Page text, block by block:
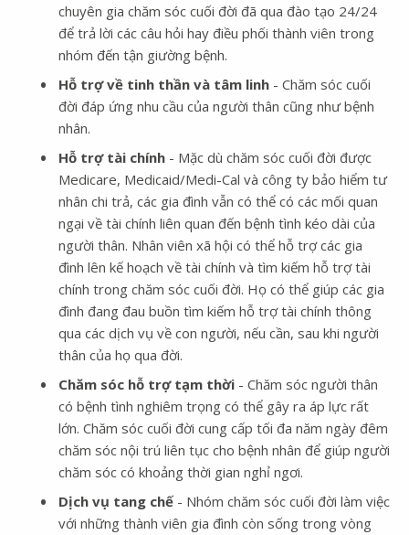
chuyên gia chăm sóc cuối đời đã qua đào tạo 24/24
để trả lời các câu hỏi hay điều phối thành viên trong
nhóm đến tận giường bệnh.
Hỗ trợ về tinh thần và tâm linh - Chăm sóc cuối
đời đáp ứng nhu cầu của người thân cũng như bệnh
nhân.
Hỗ trợ tài chính - Mặc dù chăm sóc cuối đời được
Medicare, Medicaid/Medi-Cal và công ty bảo hiểm tư
nhân chi trả, các gia đình vẫn có thể có các mối quan
ngại về tài chính liên quan đến bệnh tình kéo dài của
người thân. Nhân viên xã hội có thể hỗ trợ các gia
đình lên kế hoạch về tài chính và tìm kiếm hỗ trợ tài
chính trong chăm sóc cuối đời. Họ có thể giúp các gia
đình đang đau buồn tìm kiếm hỗ trợ tài chính thông
qua các dịch vụ về con người, nếu cần, sau khi người
thân của họ qua đời.
Chăm sóc hỗ trợ tạm thời - Chăm sóc người thân
có bệnh tình nghiêm trọng có thể gây ra áp lực rất
lớn. Chăm sóc cuối đời cung cấp tối đa năm ngày đêm
chăm sóc nội trú liên tục cho bệnh nhân để giúp người
chăm sóc có khoảng thời gian nghỉ ngơi.
Dịch vụ tang chế - Nhóm chăm sóc cuối đời làm việc
với những thành viên gia đình còn sống trong vòng